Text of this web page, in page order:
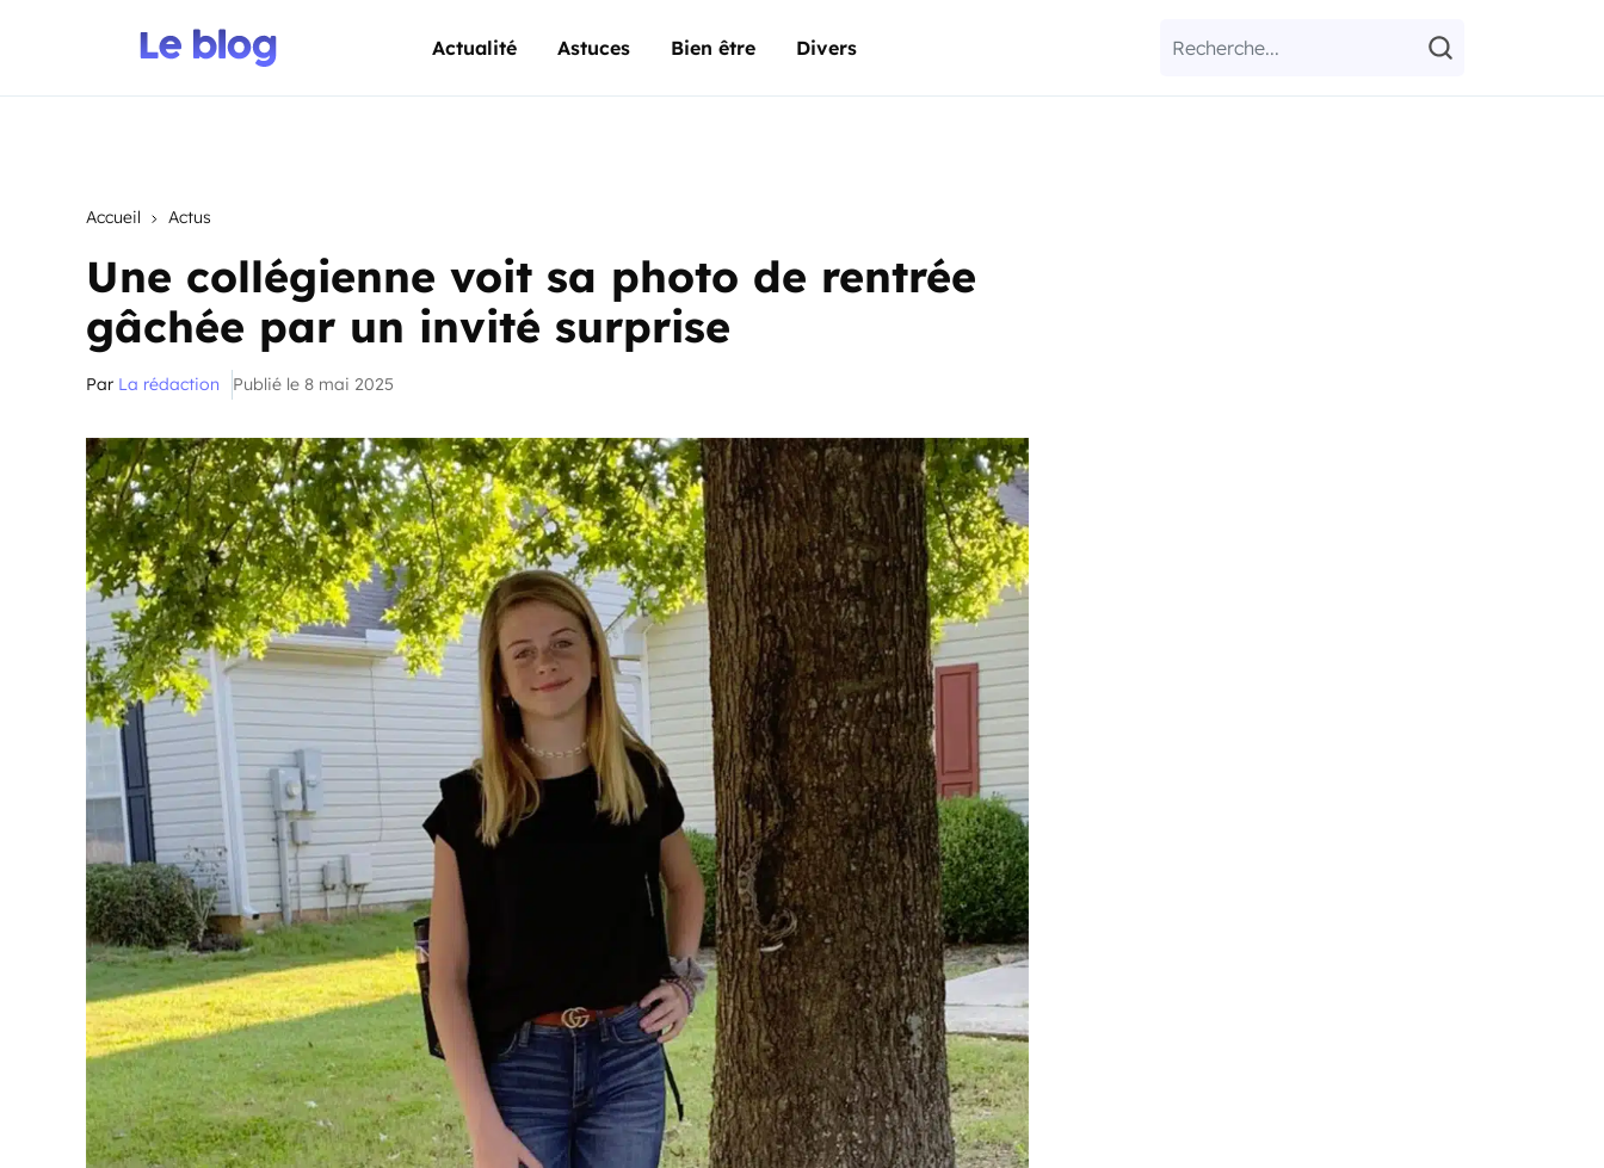
Actualité Astuces Bien être Divers
Accueil Actus
Une collégienne voit sa photo de rentrée
gâchée par un invité surprise
Par La rédaction Publié le 8 mai 2025